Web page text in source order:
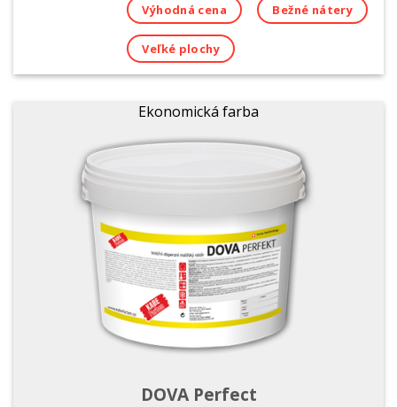
Výhodná cena Bežné nátery
Veľké plochy
Ekonomická farba
DOVA Perfect